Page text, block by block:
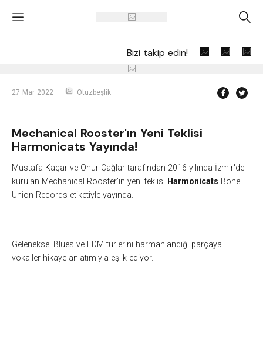
' A
Bizi takip edin!
27 Mar 2022 Otuzbeşlik
Mechanical Rooster'ın Yeni Teklisi
Harmonicats Yayında!
Mustafa Kaçar ve Onur Çağlar tarafından 2016 yılında İzmir'de
kurulan Mechanical Rooster'ın yeni teklisi Harmonicats Bone
Union Records etiketiyle yayında.
Geleneksel Blues ve EDM türlerini harmanlandığı parçaya
vokaller hikaye anlatımıyla eşlik ediyor.